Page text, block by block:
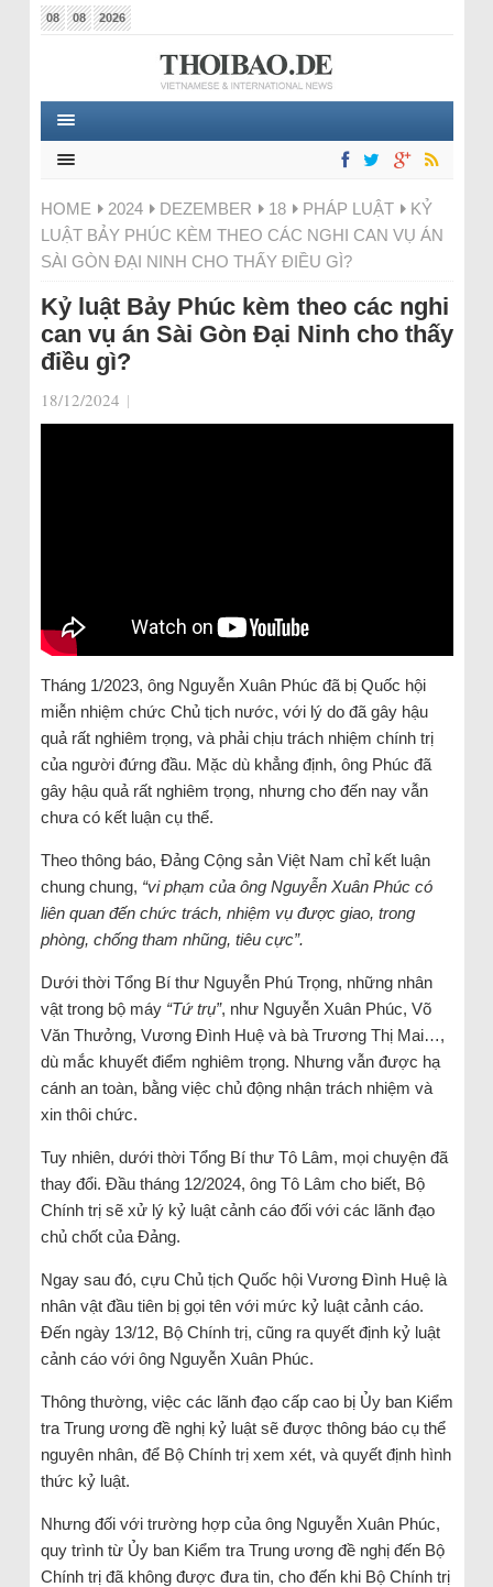
08 08 2026
HOME 2024 DEZEMBER 18 PHÁP LUẬT
KỶ
LUẬT BẢY PHÚC KÈM THEO CÁC NGHI CAN VỤ ÁN
SÀI GÒN ĐẠI NINH CHO THẤY ĐIỀU GÌ?
Kỷ luật Bảy Phúc kèm theo các nghi
can vụ án Sài Gòn Đại Ninh cho thấy
điều gì?
18/12/2024 |
Tháng 1/2023, ông Nguyễn Xuân Phúc đã bị Quốc hội
miễn nhiệm chức Chủ tịch nước, với lý do đã gây hậu
quả rất nghiêm trọng, và phải chịu trách nhiệm chính trị
của người đứng đầu. Mặc dù khẳng định, ông Phúc đã
gây hậu quả rất nghiêm trọng, nhưng cho đến nay vẫn
chưa có kết luận cụ thể.
Theo thông báo, Đảng Cộng sản Việt Nam chỉ kết luận
chung chung, “vi phạm của ông Nguyễn Xuân Phúc có
liên quan đến chức trách, nhiệm vụ được giao, trong
phòng, chống tham nhũng, tiêu cực”.
Dưới thời Tổng Bí thư Nguyễn Phú Trọng, những nhân
vật trong bộ máy “Tứ trụ”, như Nguyễn Xuân Phúc, Võ
Văn Thưởng, Vương Đình Huệ và bà Trương Thị Mai…,
dù mắc khuyết điểm nghiêm trọng. Nhưng vẫn được hạ
cánh an toàn, bằng việc chủ động nhận trách nhiệm và
xin thôi chức.
Tuy nhiên, dưới thời Tổng Bí thư Tô Lâm, mọi chuyện đã
thay đổi. Đầu tháng 12/2024, ông Tô Lâm cho biết, Bộ
Chính trị sẽ xử lý kỷ luật cảnh cáo đối với các lãnh đạo
chủ chốt của Đảng.
Ngay sau đó, cựu Chủ tịch Quốc hội Vương Đình Huệ là
nhân vật đầu tiên bị gọi tên với mức kỷ luật cảnh cáo.
Đến ngày 13/12, Bộ Chính trị, cũng ra quyết định kỷ luật
cảnh cáo với ông Nguyễn Xuân Phúc.
Thông thường, việc các lãnh đạo cấp cao bị Ủy ban Kiểm
tra Trung ương đề nghị kỷ luật sẽ được thông báo cụ thể
nguyên nhân, để Bộ Chính trị xem xét, và quyết định hình
thức kỷ luật.
Nhưng đối với trường hợp của ông Nguyễn Xuân Phúc,
quy trình từ Ủy ban Kiểm tra Trung ương đề nghị đến Bộ
Chính trị đã không được đưa tin, cho đến khi Bộ Chính trị